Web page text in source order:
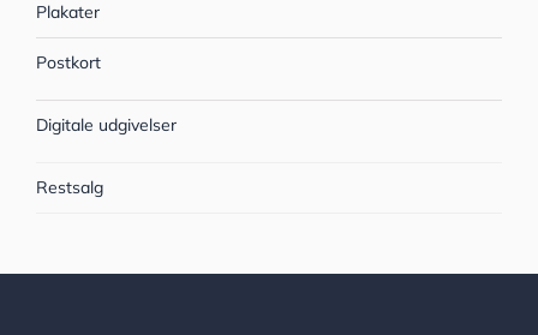
Plakater
Postkort
Digitale udgivelser
Restsalg